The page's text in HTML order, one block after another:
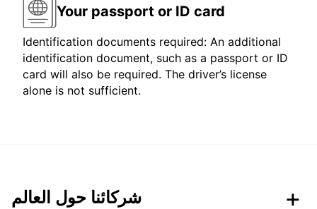
Your passport or ID card
Identification documents required: An additional
identification document, such as a passport or ID
card will also be required. The driver’s license
alone is not sufficient.
شركائنا حول العالم